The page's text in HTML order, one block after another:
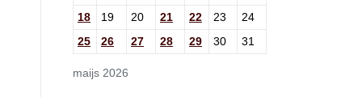
maijs 2026
18
19 20 21 22 23
24
25
26 27 28 29 30 31